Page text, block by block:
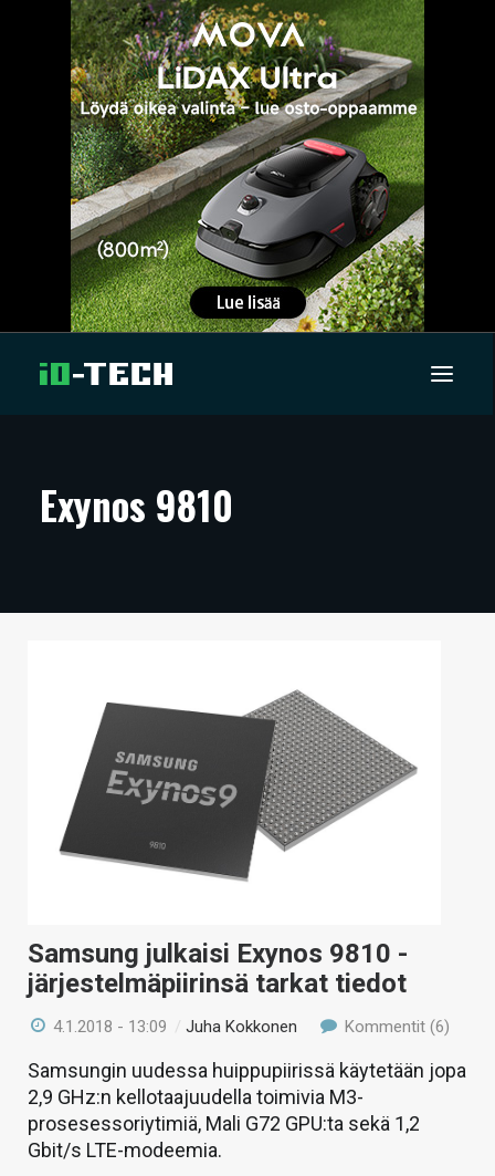
ARTIKKELIT
TECHBBS
VAIHDA TEEMA
Exynos 9810
Samsung julkaisi Exynos 9810 -
järjestelmäpiirinsä tarkat tiedot
4.1.2018 - 13:09 /Juha Kokkonen Kommentit (6)
Samsungin uudessa huippupiirissä käytetään jopa
2,9 GHz:n kellotaajuudella toimivia M3-
prosesessoriytimiä, Mali G72 GPU:ta sekä 1,2
Gbit/s LTE-modeemia.